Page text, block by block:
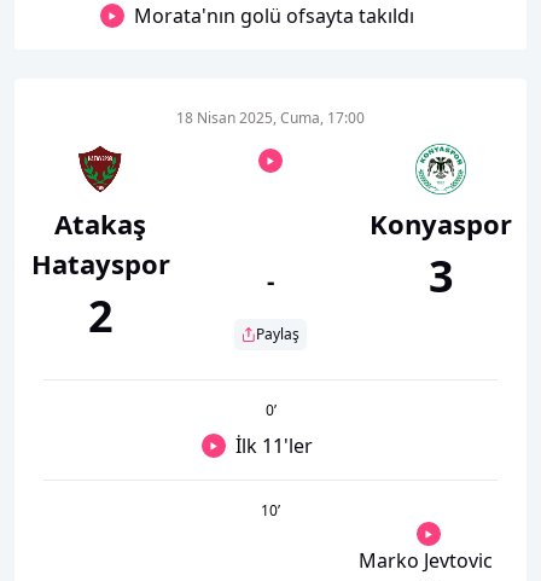
Morata'nın golü ofsayta takıldı
Atakaş
Hatayspor
2
18 Nisan 2025, Cuma, 17:00
-
Paylaş
Konyaspor
3
0’
İlk 11'ler
10’
Marko Jevtovic